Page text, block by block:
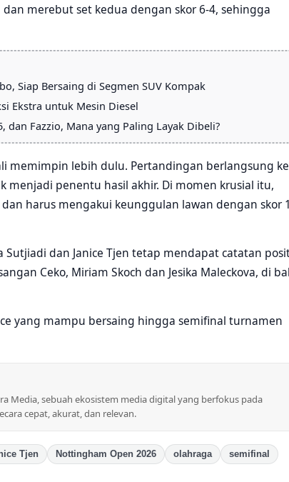
merebut set kedua dengan skor 6-4, sehingga
Siap Bersaing di Segmen SUV Kompak
Ekstra untuk Mesin Diesel
dan Fazzio, Mana yang Paling Layak Dibeli?
memimpin lebih dulu. Pertandingan berlangsung
menjadi penentu hasil akhir. Di momen krusial itu,
harus mengakui keunggulan lawan dengan skor
dan Janice Tjen tetap mendapat catatan
Ceko, Miriam Skoch dan Jesika Maleckova, di
yang mampu bersaing hingga semifinal turnamen
Media, sebuah ekosistem media digital yang berfokus pada
cepat, akurat, dan relevan.
Tjen Nottingham Open 2026 olahraga
semifinal